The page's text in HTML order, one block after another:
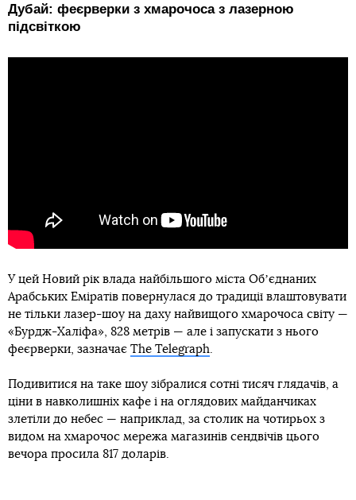
Дубай: феєрверки з хмарочоса з лазерною
підсвіткою
У цей Новий рік влада найбільшого міста Обʼєднаних
Арабських Еміратів повернулася до традиції влаштовувати
не тільки лазер-шоу на даху найвищого хмарочоса світу —
«Бурдж-Халіфа», 828 метрів — але і запускати з нього
феєрверки, зазначає The Telegraph
Подивитися на таке шоу зібралися сотні тисяч глядачів, а
ціни в навколишніх кафе і на оглядових майданчиках
злетіли до небес — наприклад, за столик на чотирьох з
видом на хмарочос мережа магазинів сендвічів цього
вечора просила 817 доларів.